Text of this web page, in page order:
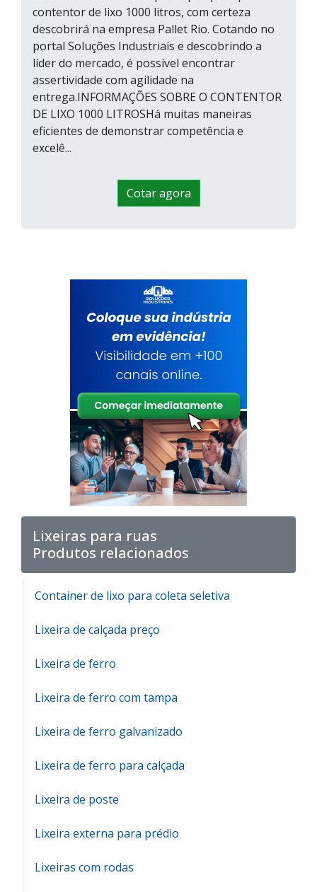
contentor de lixo 1000 litros, com certeza
descobrirá na empresa Pallet Rio. Cotando no
portal Soluções Industriais e descobrindo a
líder do mercado, é possível encontrar
assertividade com agilidade na
entrega.INFORMAÇÕES SOBRE O CONTENTOR
DE LIXO 1000 LITROSHá muitas maneiras
eficientes de demonstrar competência e
excelê...
Cotar agora
Lixeiras para ruas
Produtos relacionados
Container de lixo para coleta seletiva
Lixeira de calçada preço
Lixeira de ferro
Lixeira de ferro com tampa
Lixeira de ferro galvanizado
Lixeira de ferro para calçada
Lixeira de poste
Lixeira externa para prédio
Lixeiras com rodas